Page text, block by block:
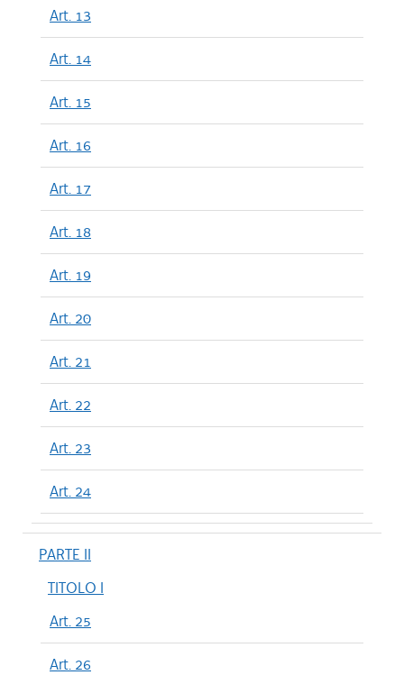
Art. 13
Art. 14
Art. 15
Art. 16
Art. 17
Art. 18
Art. 19
Art. 20
Art. 21
Art. 22
Art. 23
Art. 24
PARTE II
TITOLO I
Art. 25
Art. 26